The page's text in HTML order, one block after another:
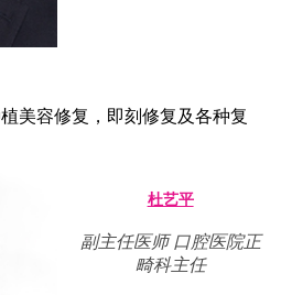
美容修复，即刻修复及各种复
杜艺平
副主任医师 口腔医院正
畸科主任